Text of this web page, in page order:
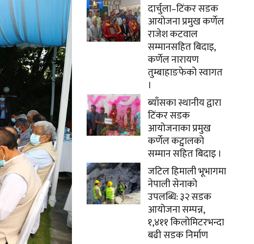
दार्चुला–टिंकर सडक
आयोजना प्रमुख कर्णेल
राजेश कटवाल
सम्मानसहित बिदाइ,
कर्णेल नारायण
तुम्बाहाङफेको स्वागत
।
ब्याँसका स्थानीय द्वारा
टिंकर सडक
आयोजनाका प्रमुख
कर्णेल कट्वालको
सम्मान सहित बिदाइ ।
जटिल हिमाली भूभागमा
नेपाली सेनाको
उपलब्धि: ३२ सडक
आयोजना सम्पन्न,
१,४११ किलोमिटरभन्दा
बढी सडक निर्माण